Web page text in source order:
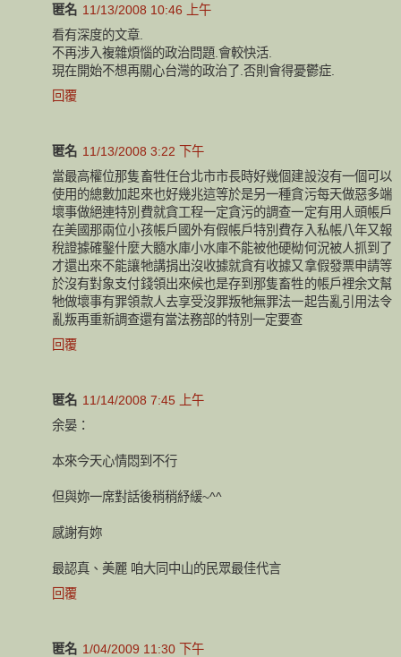
匿名 11/13/2008 10:46 上午
看有深度的文章.
不再涉入複雜煩惱的政治問題.會較快活.
現在開始不想再關心台灣的政治了.否則會得憂鬱症.
回覆
匿名 11/13/2008 3:22 下午
當最高權位那隻畜牲任台北市市長時好幾個建設沒有一個可以
使用的總數加起來也好幾兆這等於是另一種貪污每天做惡多端
壞事做絕連特別費就貪工程一定貪污的調查一定有用人頭帳戶
在美國那兩位小孩帳戶國外有假帳戶特別費存入私帳八年又報
稅證據確鑿什麼大髓水庫小水庫不能被他硬柪何況被人抓到了
才還出來不能讓牠講捐出沒收據就貪有收據又拿假發票申請等
於沒有對象支付錢領出來候也是存到那隻畜牲的帳戶裡余文幫
牠做壞事有罪領款人去享受沒罪叛牠無罪法一起告亂引用法令
亂叛再重新調查還有當法務部的特別一定要查
回覆
匿名 11/14/2008 7:45 上午
余晏：
本來今天心情悶到不行
但與妳一席對話後稍稍紓緩~^^
感謝有妳
最認真、美麗 咱大同中山的民眾最佳代言
回覆
匿名 1/04/2009 11:30 下午